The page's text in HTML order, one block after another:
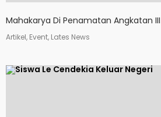
Mahakarya Di Penamatan Angkatan III
Artikel, Event, Lates News